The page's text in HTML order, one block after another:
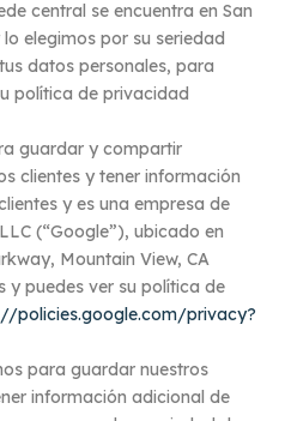
central se encuentra en San
elegimos por su seriedad
datos personales, para
política de privacidad
guardar y compartir
clientes y tener información
y es una empresa de
(“Google”), ubicado en
Mountain View, CA
y puedes ver su política de
policies.google.com/privacy?
para guardar nuestros
información adicional de